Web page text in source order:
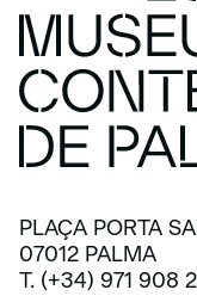
PLAÇA PORTA
07012 PALMA
T. (+34) 971 908